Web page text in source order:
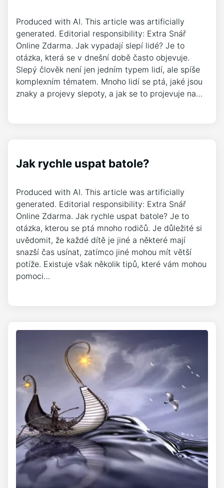
Produced with AI. This article was artificially
generated. Editorial responsibility: Extra Snář
Online Zdarma. Jak vypadají slepí lidé? Je to
otázka, která se v dnešní době často objevuje.
Slepý člověk není jen jedním typem lidí, ale spíše
komplexním tématem. Mnoho lidí se ptá, jaké jsou
znaky a projevy slepoty, a jak se to projevuje na…
Jak rychle uspat batole?
Produced with AI. This article was artificially
generated. Editorial responsibility: Extra Snář
Online Zdarma. Jak rychle uspat batole? Je to
otázka, kterou se ptá mnoho rodičů. Je důležité si
uvědomit, že každé dítě je jiné a některé mají
snazší čas usínat, zatímco jiné mohou mít větší
potíže. Existuje však několik tipů, které vám mohou
pomoci…